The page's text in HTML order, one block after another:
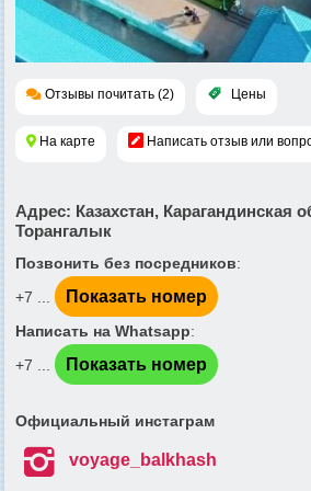
Отзывы почитать (2) Цены
На карте Написать отзыв или
Адрес: Казахстан, Карагандинская
Торангалык
Позвонить без посредников:
+7 ...
Показать номер
Написать на Whatsapp:
+7 ...
Показать номер
Официальный инстаграм
 voyage_balkhash